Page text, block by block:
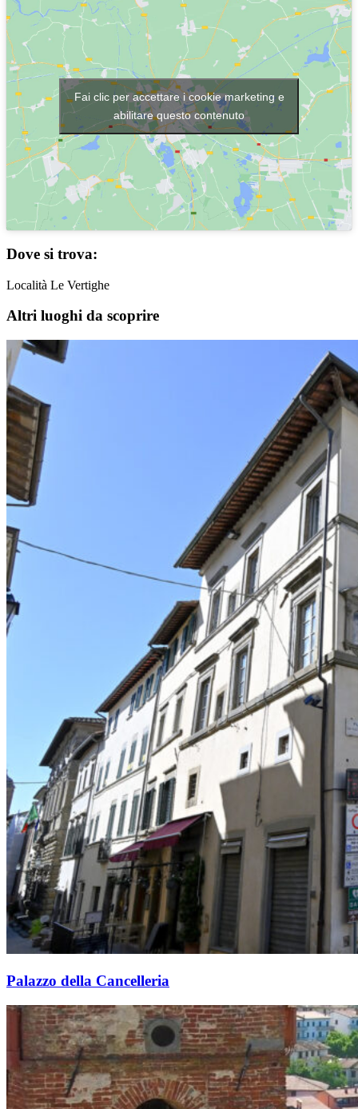
Fai clic per accettare i cookie marketing e
abilitare questo contenuto
Dove si trova:
Località Le Vertighe
Altri luoghi da scoprire
Palazzo della Cancelleria